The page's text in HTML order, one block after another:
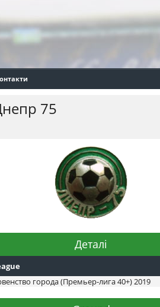
75
Деталі
города (Премьер-лига 40+) 2019